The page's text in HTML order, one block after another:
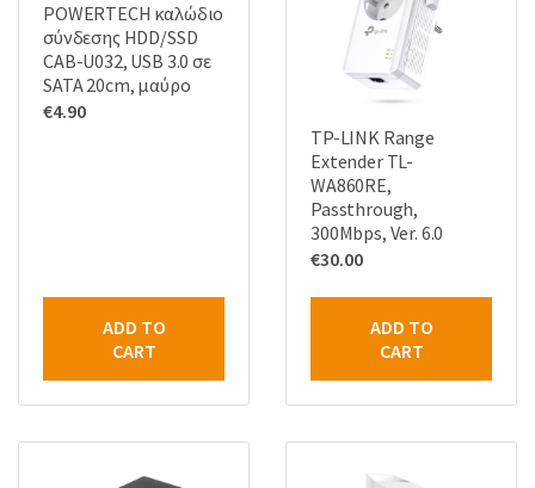
POWERTECH καλώδιο
σύνδεσης HDD/SSD
CAB-U032, USB 3.0 σε
SATA 20cm, μαύρο
€4.90
ADD TO
CART
TP-LINK Range
Extender TL-
WA860RE,
Passthrough,
300Mbps, Ver. 6.0
€30.00
ADD TO
CART